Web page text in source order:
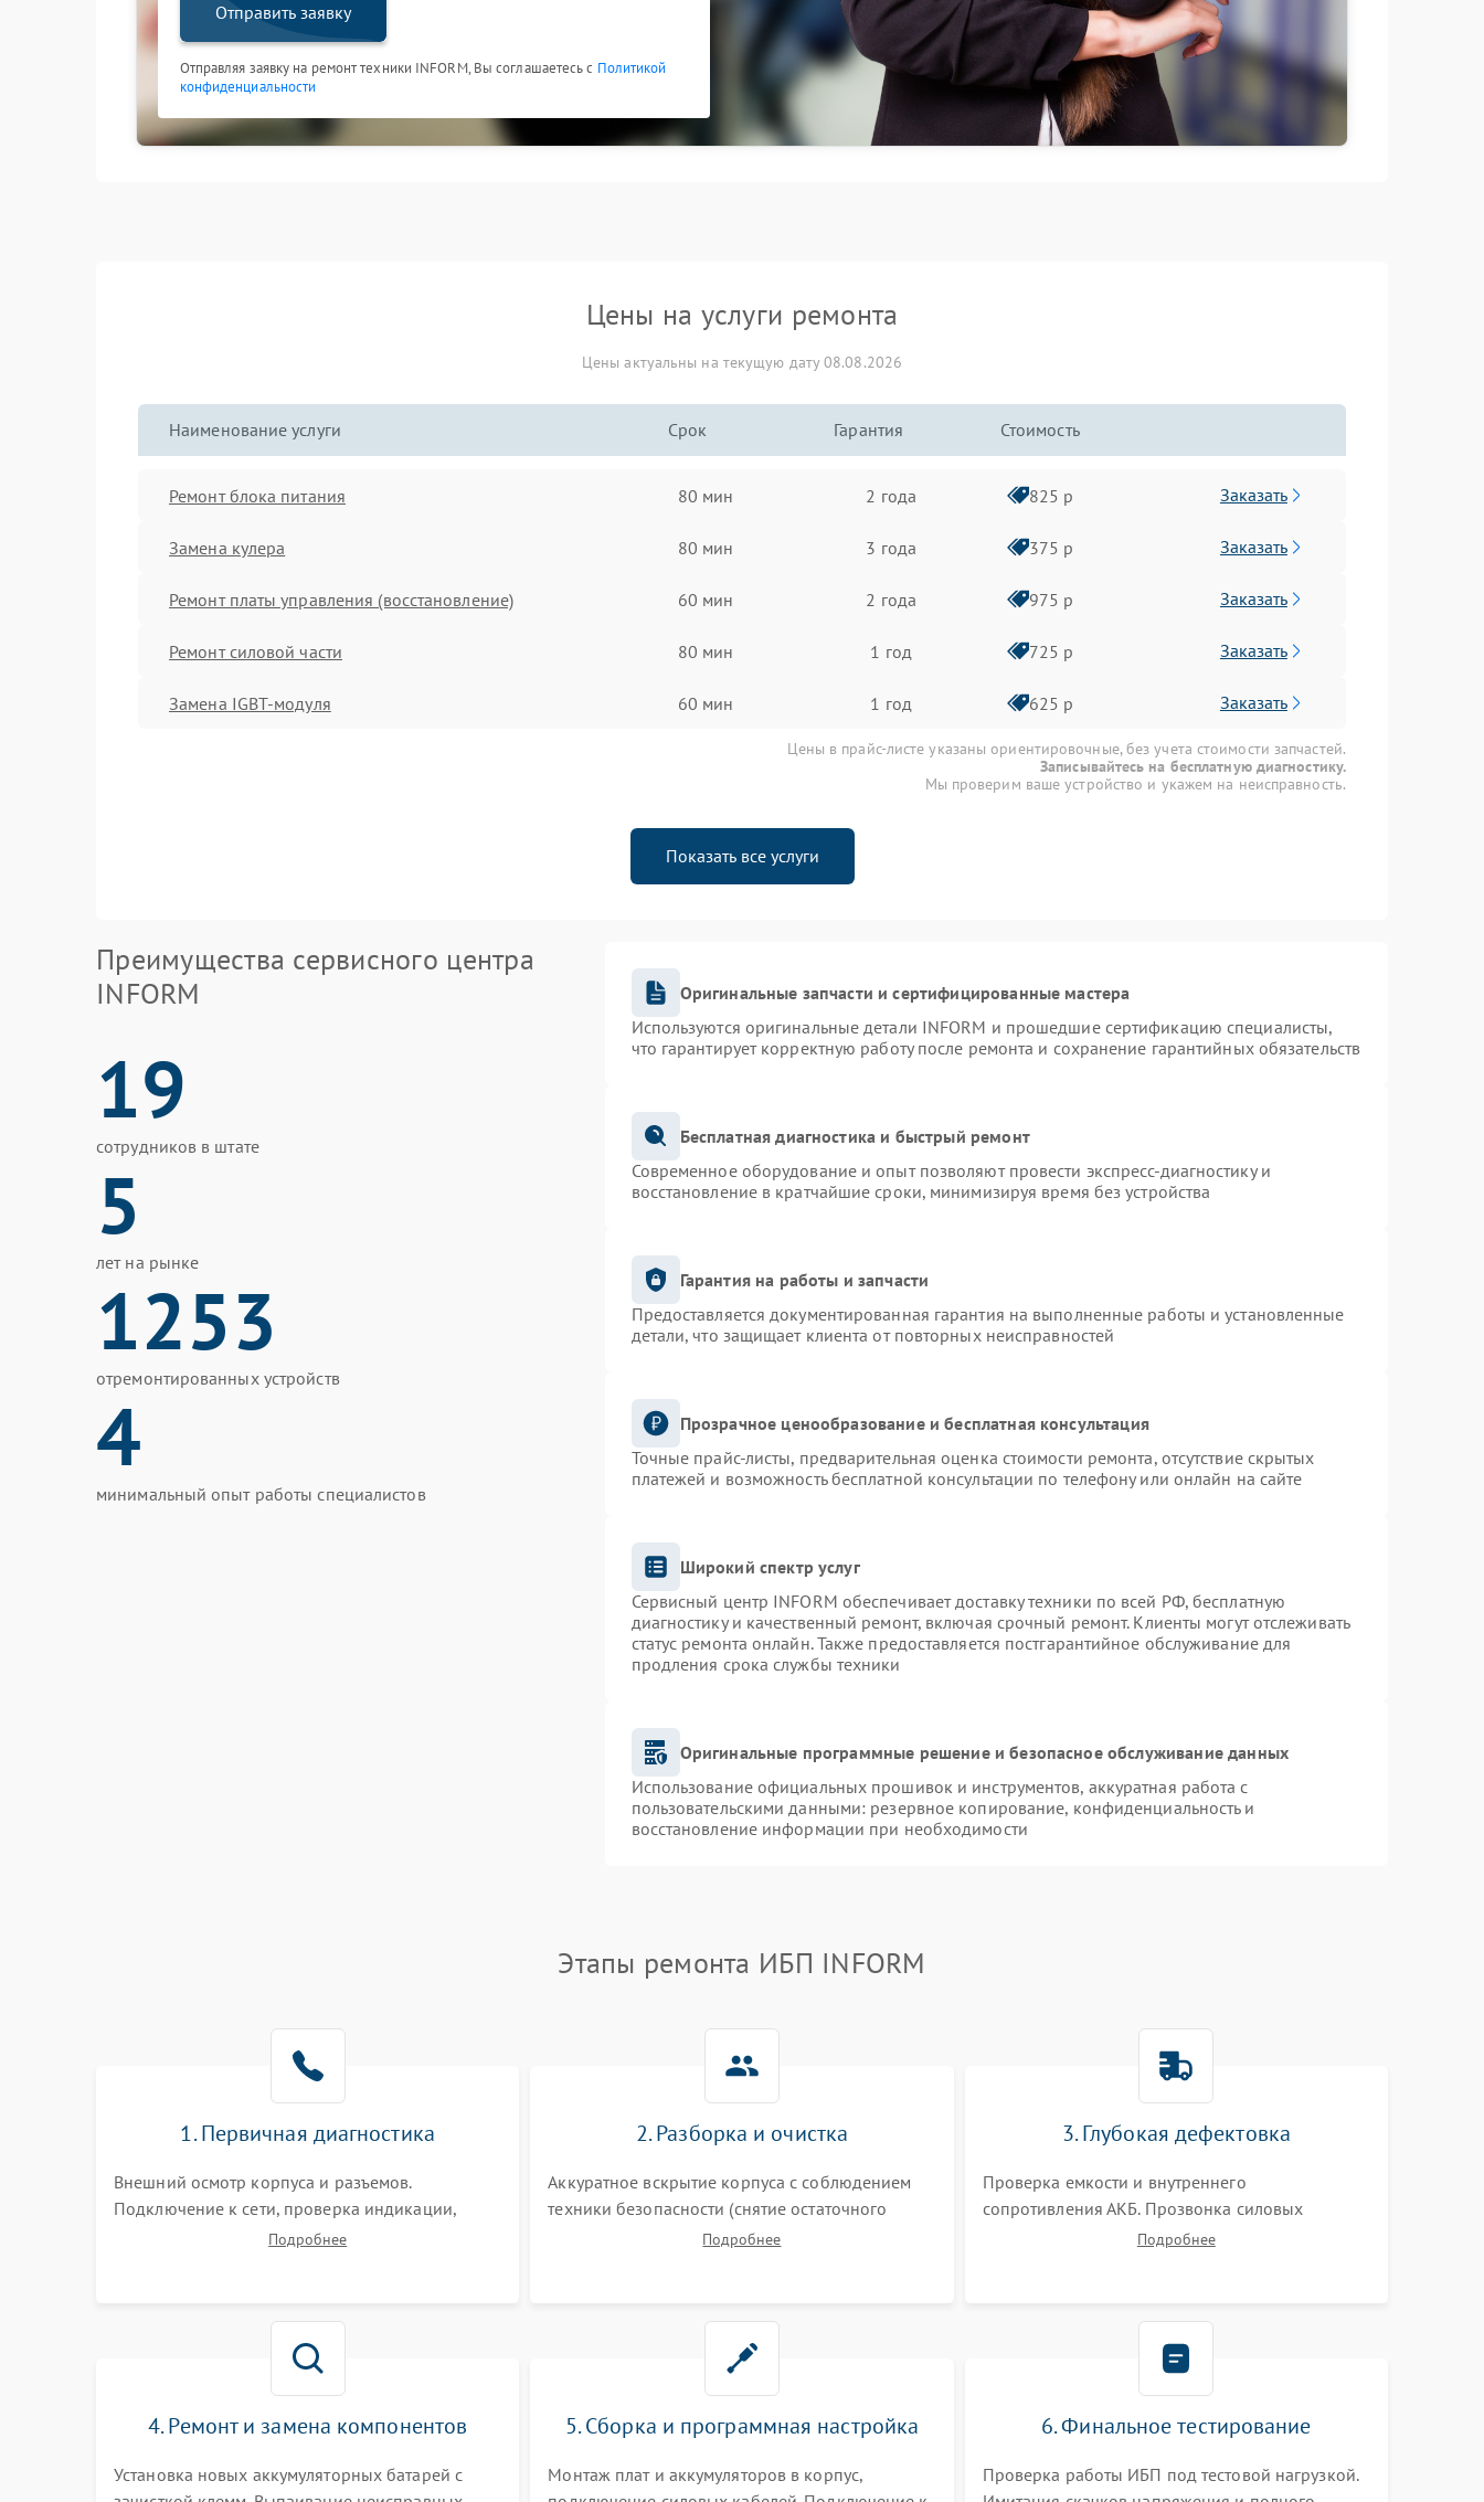
Отправить заявку
Отправляя заявку на ремонт техники INFORM, Вы соглашаетесь с Политикой
конфиденциальности
Цены на услуги ремонта
Цены актуальны на текущую дату 08.08.2026
Наименование услуги Срок Гарантия Стоимость
Ремонт блока питания 80 мин 2 года 825 р Заказать
Замена кулера 80 мин 3 года 375 р Заказать
Ремонт платы управления (восстановление) 60 мин 2 года 975 р Заказать
Ремонт силовой части 80 мин 1 год 725 р Заказать
Замена IGBT-модуля 60 мин 1 год 625 р Заказать
Цены в прайс-листе указаны ориентировочные, без учета стоимости запчастей.
Записывайтесь на бесплатную диагностику.
Мы проверим ваше устройство и укажем на неисправность.
Показать все услуги
Преимущества сервисного центра
INFORM
19
сотрудников в штате
5
лет на рынке
1253
отремонтированных устройств
4
минимальный опыт работы специалистов
Оригинальные запчасти и сертифицированные мастера
Используются оригинальные детали INFORM и прошедшие сертификацию специалисты,
что гарантирует корректную работу после ремонта и сохранение гарантийных обязательств
Бесплатная диагностика и быстрый ремонт
Современное оборудование и опыт позволяют провести экспресс-диагностику и
восстановление в кратчайшие сроки, минимизируя время без устройства
Гарантия на работы и запчасти
Предоставляется документированная гарантия на выполненные работы и установленные
детали, что защищает клиента от повторных неисправностей
Прозрачное ценообразование и бесплатная консультация
Точные прайс-листы, предварительная оценка стоимости ремонта, отсутствие скрытых
платежей и возможность бесплатной консультации по телефону или онлайн на сайте
Широкий спектр услуг
Сервисный центр INFORM обеспечивает доставку техники по всей РФ, бесплатную
диагностику и качественный ремонт, включая срочный ремонт. Клиенты могут отслеживать
статус ремонта онлайн. Также предоставляется постгарантийное обслуживание для
продления срока службы техники
Оригинальные программные решение и безопасное обслуживание данных
Использование официальных прошивок и инструментов, аккуратная работа с
пользовательскими данными: резервное копирование, конфиденциальность и
восстановление информации при необходимости
Этапы ремонта ИБП INFORM
1. Первичная диагностика
Внешний осмотр корпуса и разъемов.
Подключение к сети, проверка индикации,
звуковых сигналов и кодов ошибок. Измерение
Подробнее
2. Разборка и очистка
Аккуратное вскрытие корпуса с соблюдением
техники безопасности (снятие остаточного
заряда). Очистка плат, радиаторов и кулеров от
Подробнее
3. Глубокая дефектовка
Проверка емкости и внутреннего
сопротивления АКБ. Прозвонка силовых
транзисторов инвертора, диодов, реле
Подробнее
4. Ремонт и замена компонентов
Установка новых аккумуляторных батарей с
5. Сборка и программная настройка
Монтаж плат и аккумуляторов в корпус,
6. Финальное тестирование
Проверка работы ИБП под тестовой нагрузкой.